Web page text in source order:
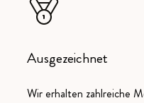
Ausgezeichnet
Wir erhalten zahlreiche